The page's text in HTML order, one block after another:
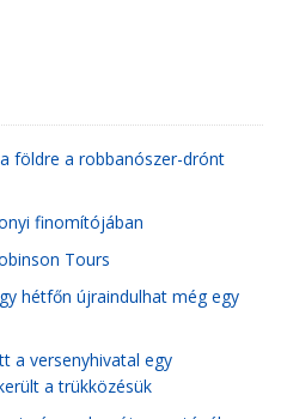
földre a robbanószer-drónt
finomítójában
Tours
hétfőn újraindulhat még egy
a versenyhivatal egy
a trükközésük